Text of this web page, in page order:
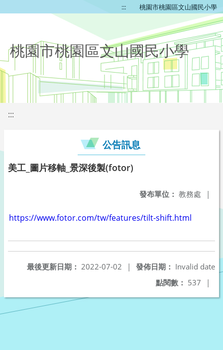
::: 桃園市桃園區文山國民小學
桃園市桃園區文山國民小學
:::
公告訊息
美工_圖片移軸_景深後製(fotor)
發布單位： 教務處 |
https://www.fotor.com/tw/features/tilt-shift.html
發佈日期： Invalid date
最後更新日期： 2022-07-02
|
點閱數： 537 |